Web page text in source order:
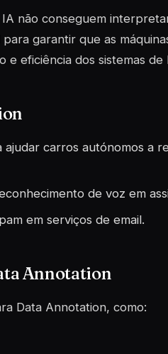
não conseguem
para garantir que as
eficiência dos sistemas de
carros autónomos a
de voz em
em serviços de email.
Annotation
Data Annotation, como: